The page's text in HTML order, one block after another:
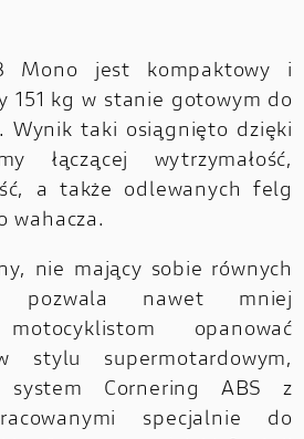
Mono jest kompaktowy i
151 kg w stanie gotowym do
Wynik taki osiągnięto dzięki
łączącej wytrzymałość,
a także odlewanych felg
wahacza.
nie mający sobie równych
nawet mniej
motocyklistom opanować
stylu supermotardowym,
system Cornering ABS z
specjalnie do